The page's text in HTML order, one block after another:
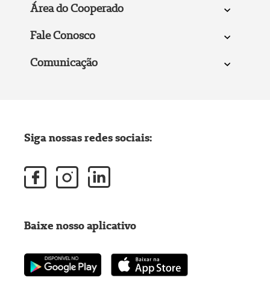
Área do Cooperado
Fale Conosco
Comunicação
Siga nossas redes sociais:
Baixe nosso aplicativo